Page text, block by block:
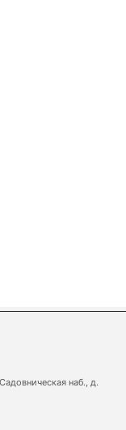
наб., д.